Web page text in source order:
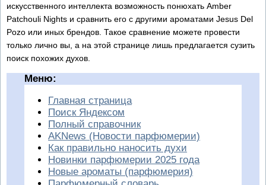
искусственного интеллекта возможность понюхать Amber
Patchouli Nights и сравнить его с другими ароматами Jesus Del
Pozo или иных брендов. Такое сравнение можете провести
только лично вы, а на этой странице лишь предлагается сузить
поиск похожих духов.
Меню:
Главная страница
Поиск Яндексом
Полный справочник
AKNews (Новости парфюмерии)
Как правильно наносить духи
Новинки парфюмерии 2025 года
Новые ароматы (парфюмерия)